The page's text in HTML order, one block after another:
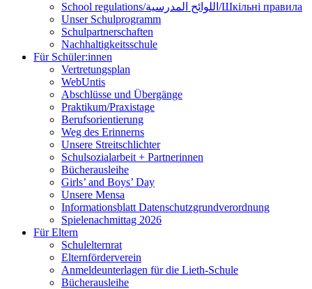
School regulations/اللوائح المدرسية/Шкільні правила
Unser Schulprogramm
Schulpartnerschaften
Nachhaltigkeitsschule
Für Schüler:innen
Vertretungsplan
WebUntis
Abschlüsse und Übergänge
Praktikum/Praxistage
Berufsorientierung
Weg des Erinnerns
Unsere Streitschlichter
Schulsozialarbeit + Partnerinnen
Bücherausleihe
Girls’ and Boys’ Day
Unsere Mensa
Informationsblatt Datenschutzgrundverordnung
Spielenachmittag 2026
Für Eltern
Schulelternrat
Elternförderverein
Anmeldeunterlagen für die Lieth-Schule
Bücherausleihe